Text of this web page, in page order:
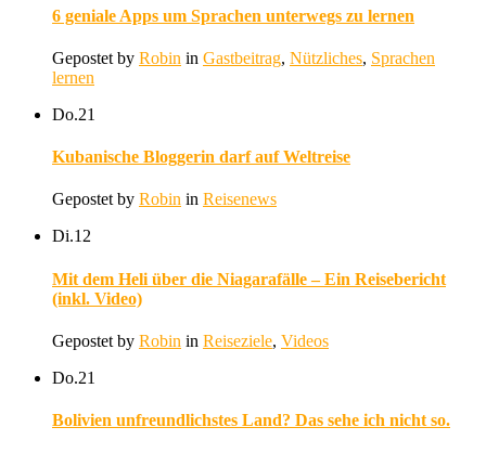
6 geniale Apps um Sprachen unterwegs zu lernen
Gepostet by Robin in Gastbeitrag, Nützliches, Sprachen
lernen
Do.21
Kubanische Bloggerin darf auf Weltreise
Gepostet by Robin in Reisenews
Di.12
Mit dem Heli über die Niagarafälle – Ein Reisebericht
(inkl. Video)
Gepostet by Robin in Reiseziele, Videos
Do.21
Bolivien unfreundlichstes Land? Das sehe ich nicht so.